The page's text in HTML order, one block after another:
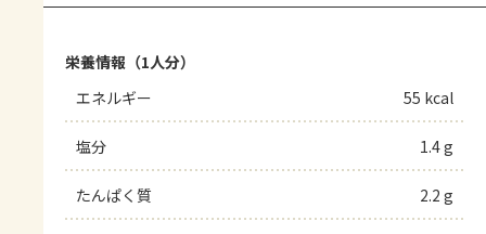
栄養情報（1人分）
エネルギー
55 kcal
塩分 1.4 g
たんぱく質 2.2 g